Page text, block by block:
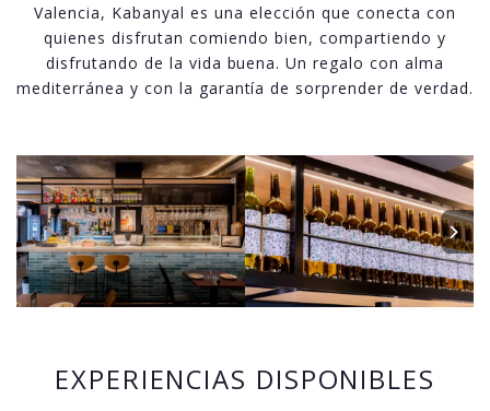
Valencia, Kabanyal es una elección que conecta con
quienes disfrutan comiendo bien, compartiendo y
disfrutando de la vida buena. Un regalo con alma
mediterránea y con la garantía de sorprender de verdad.
EXPERIENCIAS DISPONIBLES